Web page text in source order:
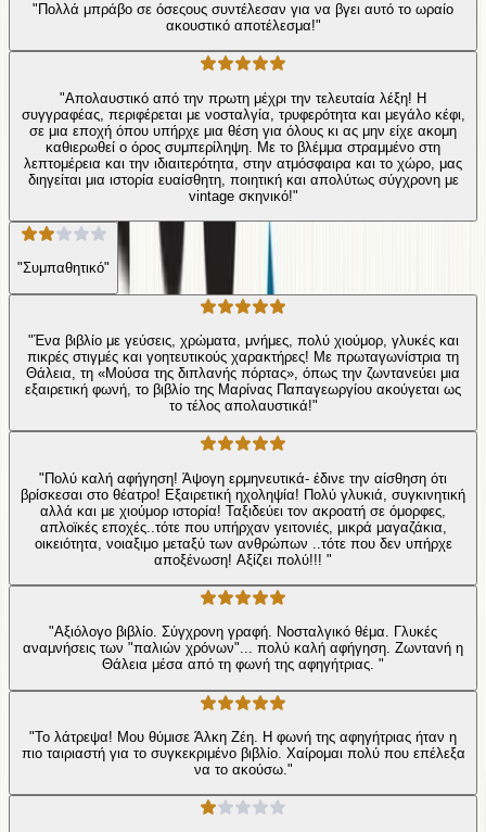
"Πολλά μπράβο σε όσεςους συντέλεσαν για να βγει αυτό το ωραίο
ακουστικό αποτέλεσμα!"
"Απολαυστικό από την πρωτη μέχρι την τελευταία λέξη! Η
συγγραφέας, περιφέρεται με νοσταλγία, τρυφερότητα και μεγάλο κέφι,
σε μια εποχή όπου υπήρχε μια θέση για όλους κι ας μην είχε ακομη
καθιερωθεί ο όρος συμπερίληψη. Με το βλέμμα στραμμένο στη
λεπτομέρεια και την ιδιαιτερότητα, στην ατμόσφαιρα και το χώρο, μας
διηγείται μια ιστορία ευαίσθητη, ποιητική και απολύτως σύγχρονη με
vintage σκηνικό!"
"Συμπαθητικό"
"Ένα βιβλίο με γεύσεις, χρώματα, μνήμες, πολύ χιούμορ, γλυκές και
πικρές στιγμές και γοητευτικούς χαρακτήρες! Με πρωταγωνίστρια τη
Θάλεια, τη «Μούσα της διπλανής πόρτας», όπως την ζωντανεύει μια
εξαιρετική φωνή, το βιβλίο της Μαρίνας Παπαγεωργίου ακούγεται ως
το τέλος απολαυστικά!"
"Πολύ καλή αφήγηση! Άψογη ερμηνευτικά- έδινε την αίσθηση ότι
βρίσκεσαι στο θέατρο! Εξαιρετική ηχοληψία! Πολύ γλυκιά, συγκινητική
αλλά και με χιούμορ ιστορία! Ταξιδεύει τον ακροατή σε όμορφες,
απλοϊκές εποχές..τότε που υπήρχαν γειτονιές, μικρά μαγαζάκια,
οικειότητα, νοιαξιμο μεταξύ των ανθρώπων ..τότε που δεν υπήρχε
αποξένωση! Αξίζει πολύ!!! "
"Αξιόλογο βιβλίο. Σύγχρονη γραφή. Νοσταλγικό θέμα. Γλυκές
αναμνήσεις των "παλιών χρόνων"... πολύ καλή αφήγηση. Ζωντανή η
Θάλεια μέσα από τη φωνή της αφηγήτριας. "
"Το λάτρεψα! Μου θύμισε Άλκη Ζέη. Η φωνή της αφηγήτριας ήταν η
πιο ταιριαστή για το συγκεκριμένο βιβλίο. Χαίρομαι πολύ που επέλεξα
να το ακούσω."